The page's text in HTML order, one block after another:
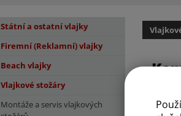
Státní a ostatní vlajky
Firemní (Reklamní) vlajky
Beach vlajky
Vlajkové stožáry
Montáže a servis vlajkových